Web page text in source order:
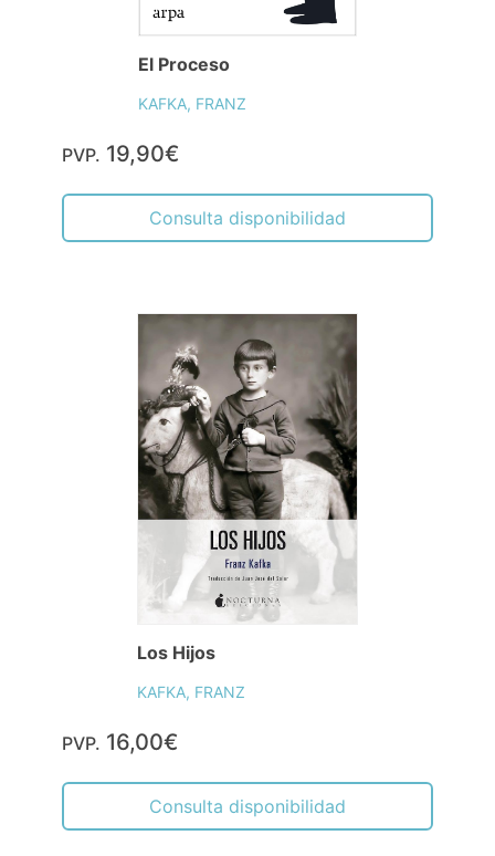
El Proceso
KAFKA, FRANZ
PVP. 19,90€
Consulta disponibilidad
Los Hijos
KAFKA, FRANZ
PVP. 16,00€
Consulta disponibilidad